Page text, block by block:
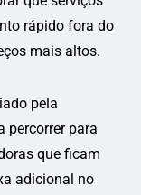
rápido fora do
mais altos.
pela
percorrer para
que ficam
adicional no